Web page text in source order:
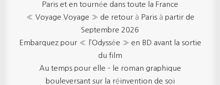
Paris et en tournée dans toute la France
« Voyage Voyage » de retour à Paris à partir de
Septembre 2026
Embarquez pour « l’Odyssée » en BD avant la sortie
du film
Au temps pour elle – le roman graphique
bouleversant sur la réinvention de soi